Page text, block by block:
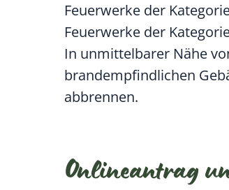
Feuerwerke der
Feuerwerke der
In unmittelbarer Nähe
brandempfindlichen
abbrennen.
Onlineantrag